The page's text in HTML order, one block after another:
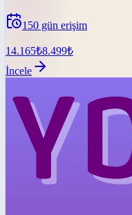
150 gün erişim
14.165₺8.499₺
İncele